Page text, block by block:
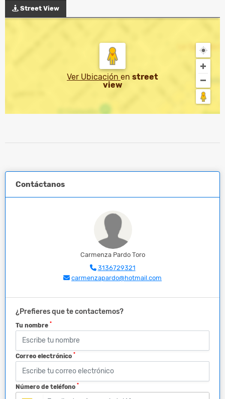
Street View
Ver Ubicación en street
view
Contáctanos
Carmenza Pardo Toro
3136729321
carmenzapardo@hotmail.com
¿Prefieres que te contactemos?
Tu nombre *
Correo electrónico *
Número de teléfono *